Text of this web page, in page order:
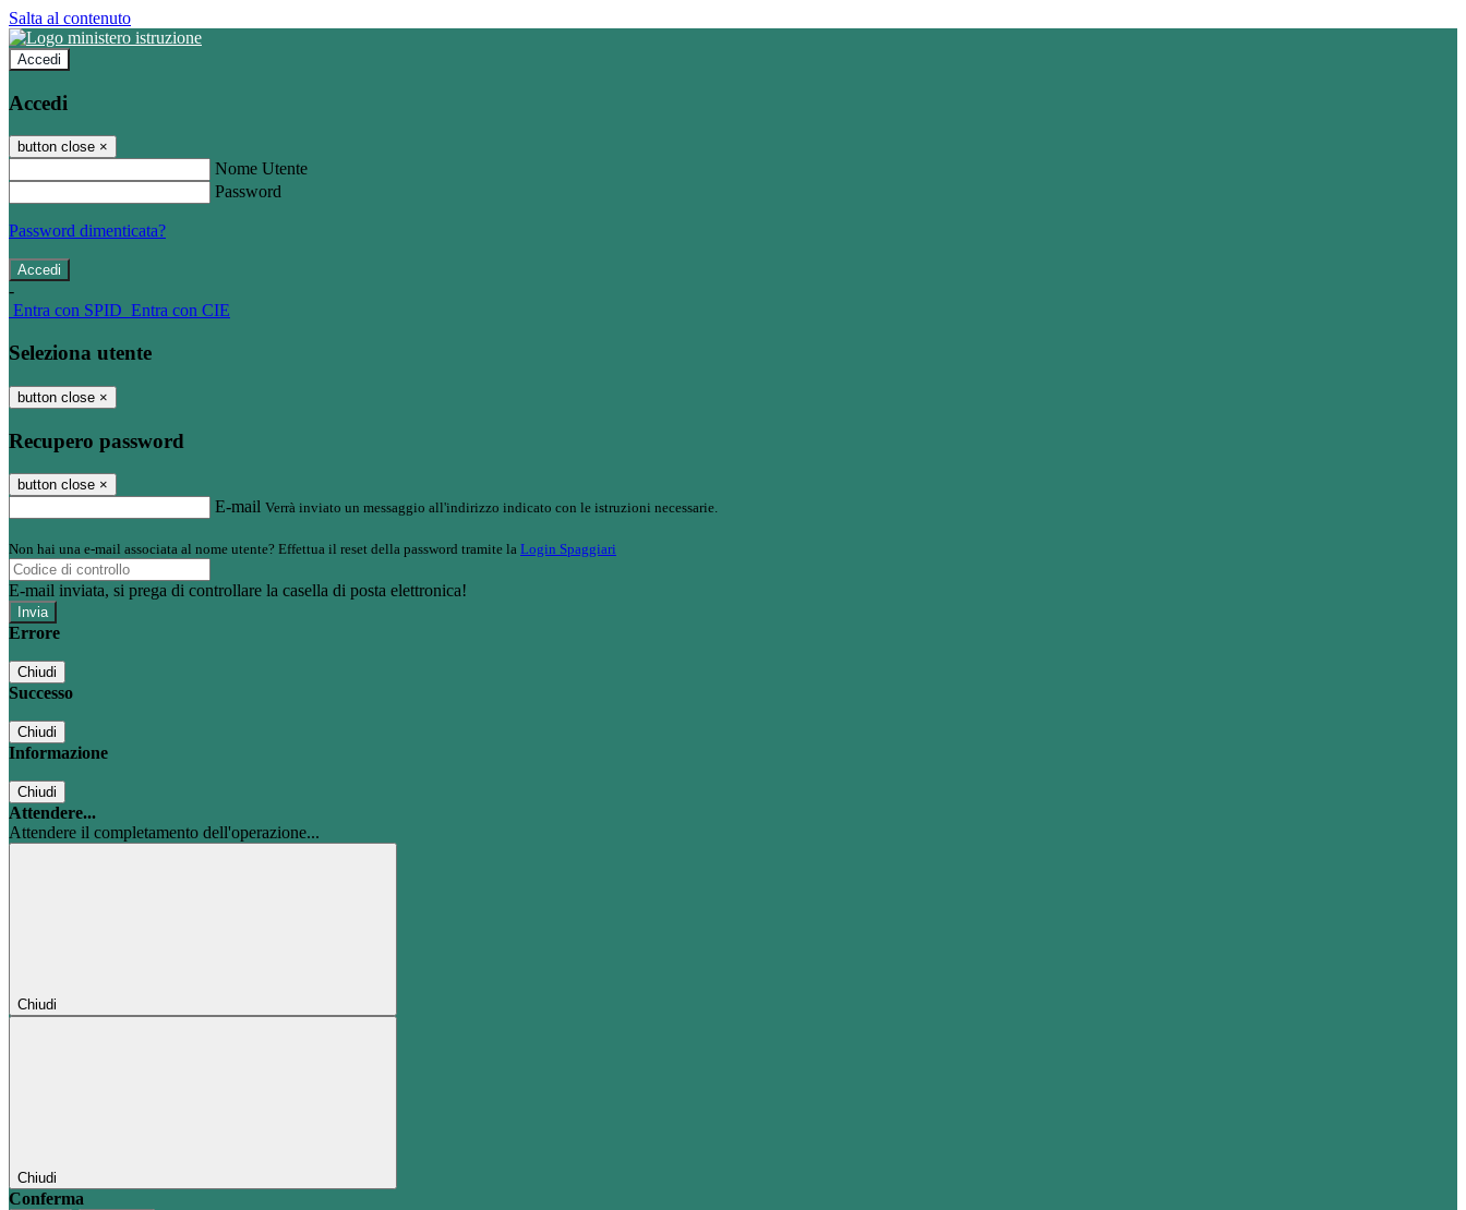
Salta al contenuto
Accedi
Accedi
button close ×
Nome Utente
Password
Password dimenticata?
-
Entra con SPID Entra con CIE
Seleziona utente
button close ×
Recupero password
button close ×
E-mail Verrà inviato un messaggio all'indirizzo indicato con le istruzioni necessarie.
Non hai una e-mail associata al nome utente? Effettua il reset della password tramite la Login Spaggiari
E-mail inviata, si prega di controllare la casella di posta elettronica!
Errore
Chiudi
Successo
Chiudi
Informazione
Chiudi
Attendere...
Attendere il completamento dell'operazione...
Chiudi
Chiudi
Conferma